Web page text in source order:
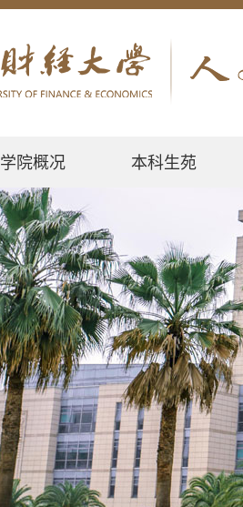
学院概况 本科生苑